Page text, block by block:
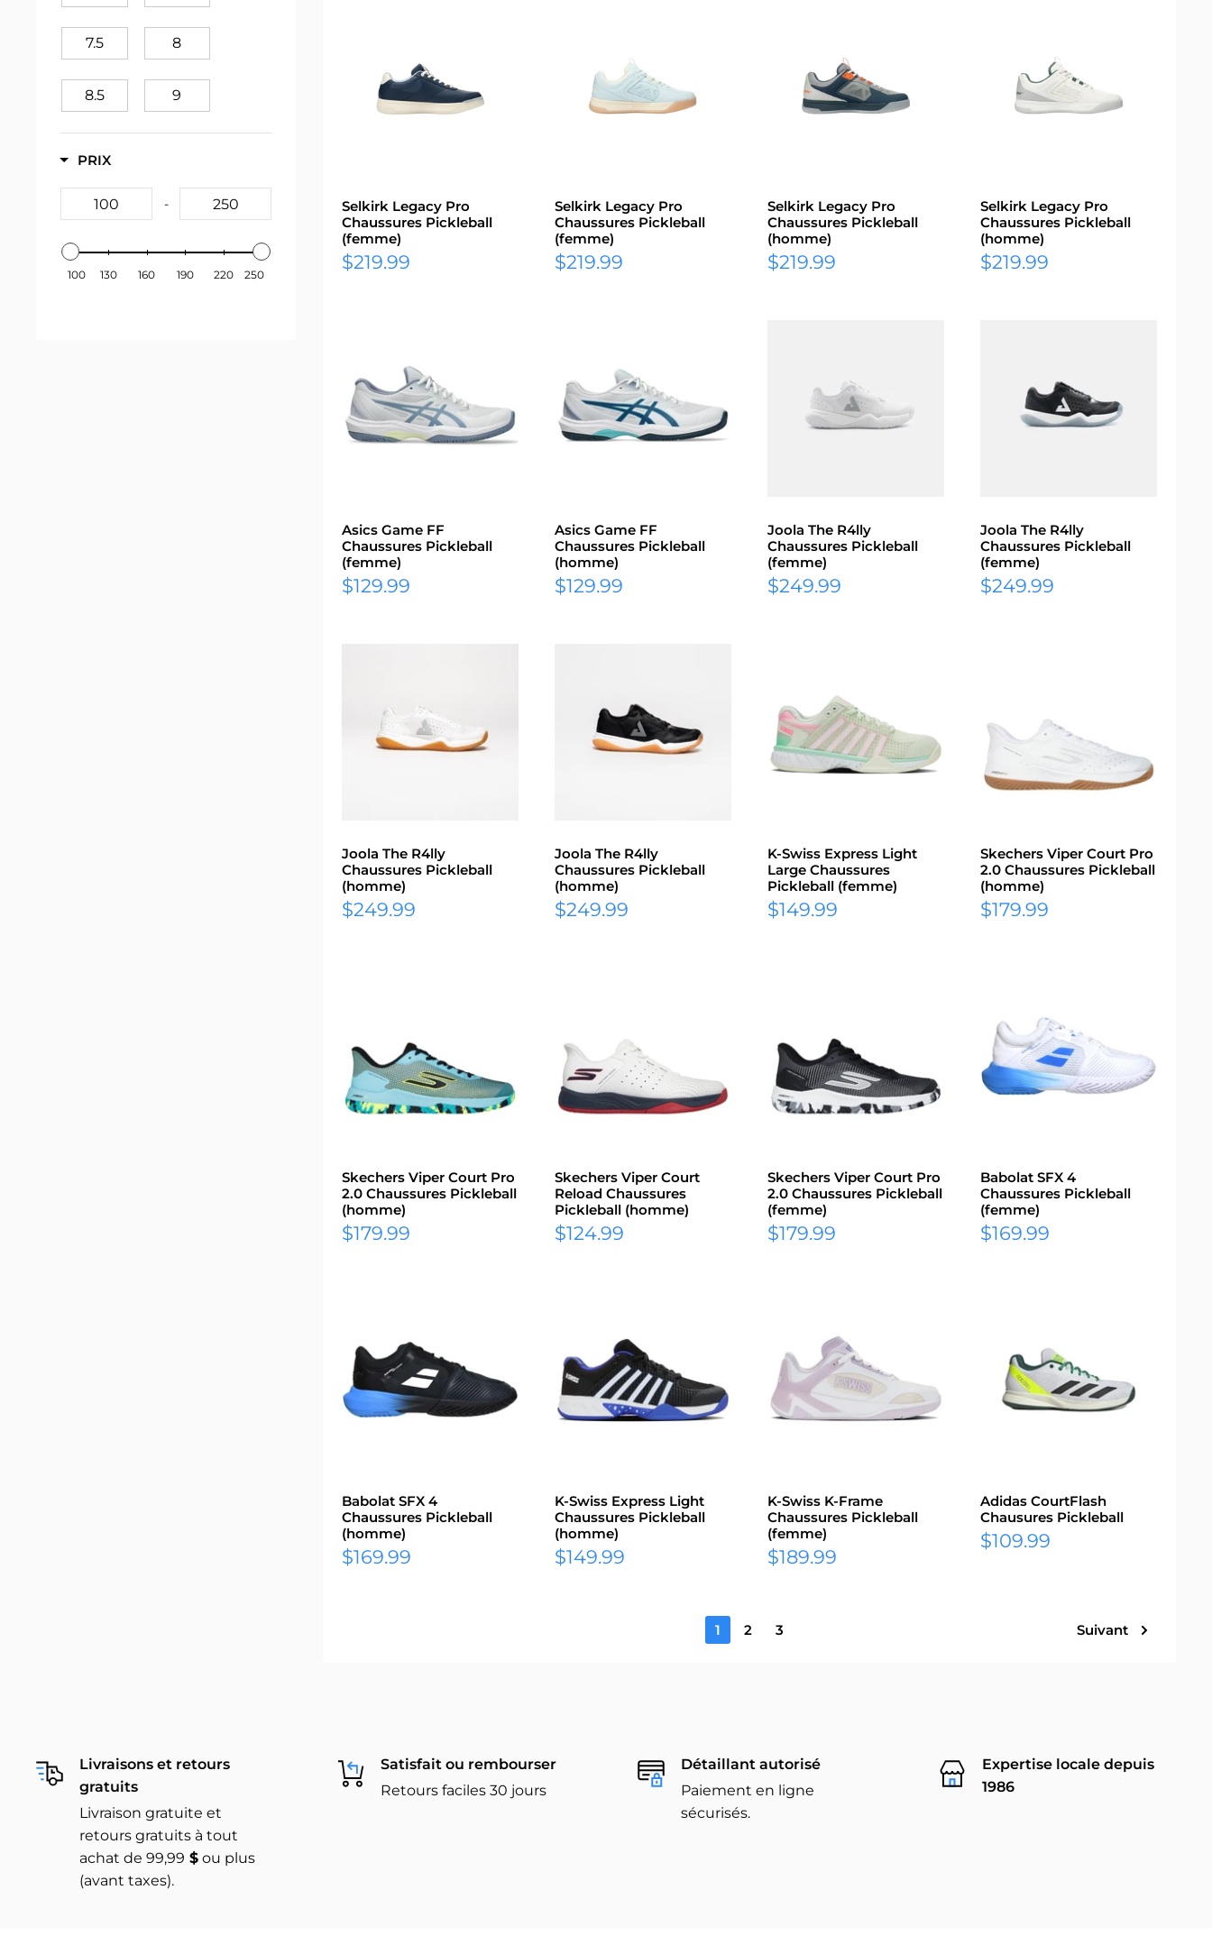
7.5 8
8.5 9
10.5
11.5 12
PRIX
-
100 130 160 190 220 250
Selkirk Legacy Pro
Chaussures Pickleball
(femme)
Prix
$219.99
Selkirk Legacy Pro
Chaussures Pickleball
(femme)
Prix
$219.99
Selkirk Legacy Pro
Chaussures Pickleball
(homme)
Prix
$219.99
Selkirk Legacy Pro
Chaussures Pickleball
(homme)
Prix
$219.99
Asics Game FF
Chaussures Pickleball
(femme)
Prix
$129.99
Asics Game FF
Chaussures Pickleball
(homme)
Prix
$129.99
Joola The R4lly
Chaussures Pickleball
(femme)
Prix
$249.99
Joola The R4lly
Chaussures Pickleball
(femme)
Prix
$249.99
Joola The R4lly
Chaussures Pickleball
(homme)
Prix
$249.99
Joola The R4lly
Chaussures Pickleball
(homme)
Prix
$249.99
K-Swiss Express Light
Large Chaussures
Pickleball (femme)
Prix
$149.99
Skechers Viper Court Pro
2.0 Chaussures Pickleball
(homme)
Prix
$179.99
Skechers Viper Court Pro
2.0 Chaussures Pickleball
(homme)
Prix
$179.99
Skechers Viper Court
Reload Chaussures
Pickleball (homme)
Prix
$124.99
Skechers Viper Court Pro
2.0 Chaussures Pickleball
(femme)
Prix
$179.99
Babolat SFX 4
Chaussures Pickleball
(femme)
Prix
$169.99
Babolat SFX 4
Chaussures Pickleball
(homme)
Prix
$169.99
K-Swiss Express Light
Chaussures Pickleball
(homme)
Prix
$149.99
K-Swiss K-Frame
Chaussures Pickleball
(femme)
Prix
$189.99
Adidas CourtFlash
Chausures Pickleball
Prix
$109.99
1 2 3 Suivant
Livraisons et retours
gratuits
Livraison gratuite et
retours gratuits à tout
achat de 99,99 $ ou plus
(avant taxes).
Satisfait ou rembourser
Retours faciles 30 jours
Détaillant autorisé
Paiement en ligne
sécurisés.
Expertise locale depuis
1986